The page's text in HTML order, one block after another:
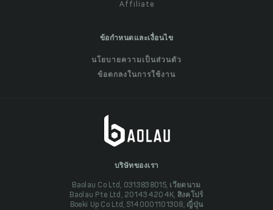
Affiliate
ข้อกำหนดและเงื่อนไข
นโยบายความเป็นส่วนตัว
ข้อตกลงในการใช้งาน
บริษัทของเรา
Baolau Co Ltd, 0313838015, เวียดนาม
Baolau Pte Ltd, 201434204K, สิงคโปร์
Boeki Up Co Ltd, 5140001101308, ญี่ปุ่น